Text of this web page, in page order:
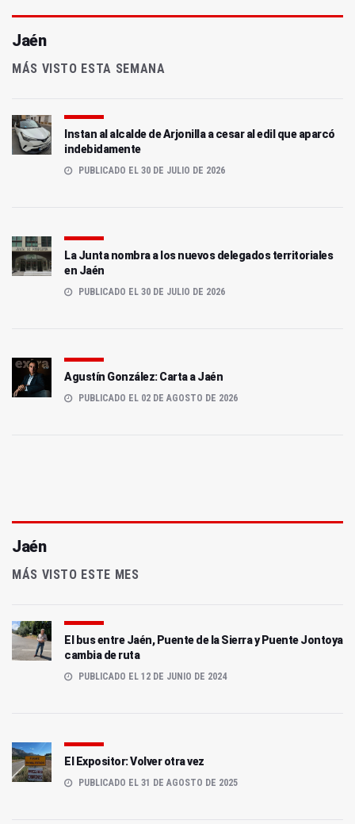
Jaén
MÁS VISTO ESTA SEMANA
Instan al alcalde de Arjonilla a cesar al edil que aparcó
indebidamente
PUBLICADO EL 30 DE JULIO DE 2026
La Junta nombra a los nuevos delegados territoriales
en Jaén
PUBLICADO EL 30 DE JULIO DE 2026
Agustín González: Carta a Jaén
PUBLICADO EL 02 DE AGOSTO DE 2026
Jaén
MÁS VISTO ESTE MES
El bus entre Jaén, Puente de la Sierra y Puente Jontoya
cambia de ruta
PUBLICADO EL 12 DE JUNIO DE 2024
El Expositor: Volver otra vez
PUBLICADO EL 31 DE AGOSTO DE 2025